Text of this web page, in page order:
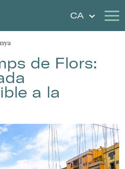
CA
Escapades
de Flors:
a la